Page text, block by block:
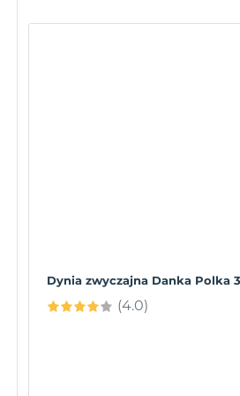
Dynia zwyczajna Danka Polka
(4.0)